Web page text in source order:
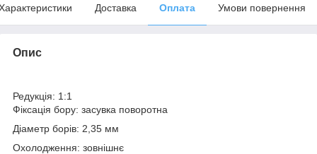
Доставка Оплата Умови повернення
Опис
Редукція: 1:1
Фіксація бору: засувка поворотна
Діаметр борів: 2,35 мм
Охолодження: зовнішнє